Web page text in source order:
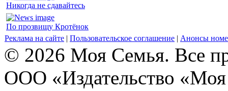
Никогда не сдавайтесь
По прозвищу Кротёнок
Реклама на сайте | Пользовательское соглашение | Анонсы
© 2026 Моя Семья. Все
ООО «Издательство